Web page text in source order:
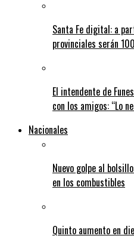
Santa Fe digital: a
provinciales serán
El intendente de
con los amigos: “Lo
Nacionales
Nuevo golpe al
en los combustibles
Quinto aumento en